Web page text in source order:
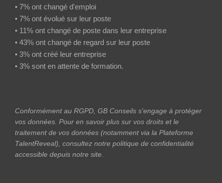
• 7% ont changé d'emploi
• 7% ont évolué sur leur poste
• 11% ont changé de poste dans leur entreprise
• 43% ont changé de regard sur leur poste
• 3% ont créé leur entreprise
• 3% sont en attente de formation.
Conformément au RGPD, GB Conseils s'engage à protéger
vos données. Pour en savoir plus sur vos droits et le
traitement de vos données (notamment via la Plateforme
TalentReveal), consultez notre politique de confidentialité
accessible depuis notre site.